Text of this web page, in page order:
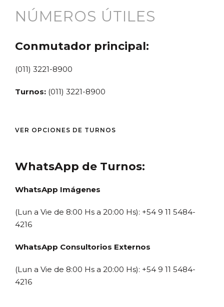
NÚMEROS ÚTILES
Conmutador principal:
(011) 3221-8900
Turnos: (011) 3221-8900
VER OPCIONES DE TURNOS
WhatsApp de Turnos:
WhatsApp Imágenes
(Lun a Vie de 8:00 Hs a 20:00 Hs): +54 9 11 5484-
4216
WhatsApp Consultorios Externos
(Lun a Vie de 8:00 Hs a 20:00 Hs): +54 9 11 5484-
4216